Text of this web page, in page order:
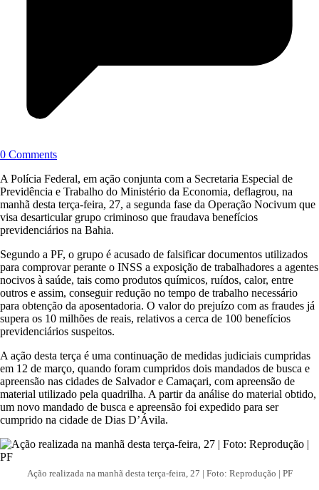
0 Comments
A Polícia Federal, em ação conjunta com a Secretaria Especial de
Previdência e Trabalho do Ministério da Economia, deflagrou, na
manhã desta terça-feira, 27, a segunda fase da Operação Nocivum que
visa desarticular grupo criminoso que fraudava benefícios
previdenciários na Bahia.
Segundo a PF, o grupo é acusado de falsificar documentos utilizados
para comprovar perante o INSS a exposição de trabalhadores a agentes
nocivos à saúde, tais como produtos químicos, ruídos, calor, entre
outros e assim, conseguir redução no tempo de trabalho necessário
para obtenção da aposentadoria. O valor do prejuízo com as fraudes já
supera os 10 milhões de reais, relativos a cerca de 100 benefícios
previdenciários suspeitos.
A ação desta terça é uma continuação de medidas judiciais cumpridas
em 12 de março, quando foram cumpridos dois mandados de busca e
apreensão nas cidades de Salvador e Camaçari, com apreensão de
material utilizado pela quadrilha. A partir da análise do material obtido,
um novo mandado de busca e apreensão foi expedido para ser
cumprido na cidade de Dias D’Ávila.
Ação realizada na manhã desta terça-feira, 27 | Foto: Reprodução | PF